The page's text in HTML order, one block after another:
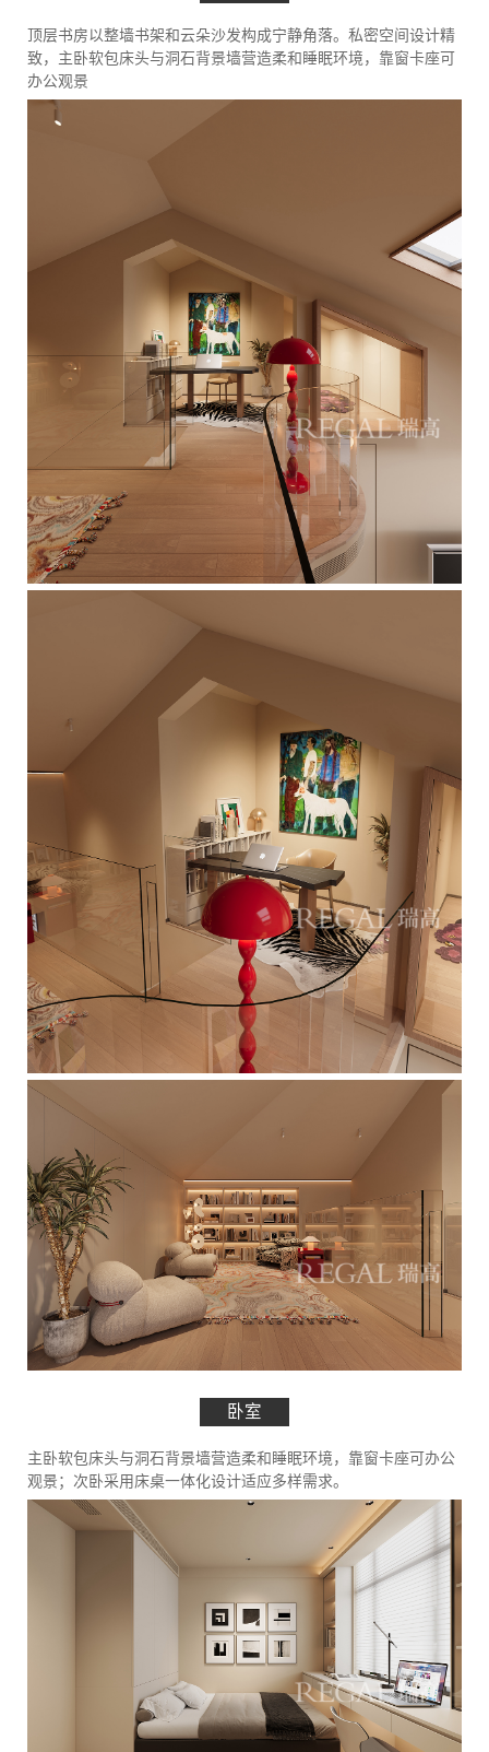
顶层书房以整墙书架和云朵沙发构成宁静角落。私密空间设计精
致，主卧软包床头与洞石背景墙营造柔和睡眠环境，靠窗卡座可
办公观景
卧室
主卧软包床头与洞石背景墙营造柔和睡眠环境，靠窗卡座可办公
观景；次卧采用床桌一体化设计适应多样需求。